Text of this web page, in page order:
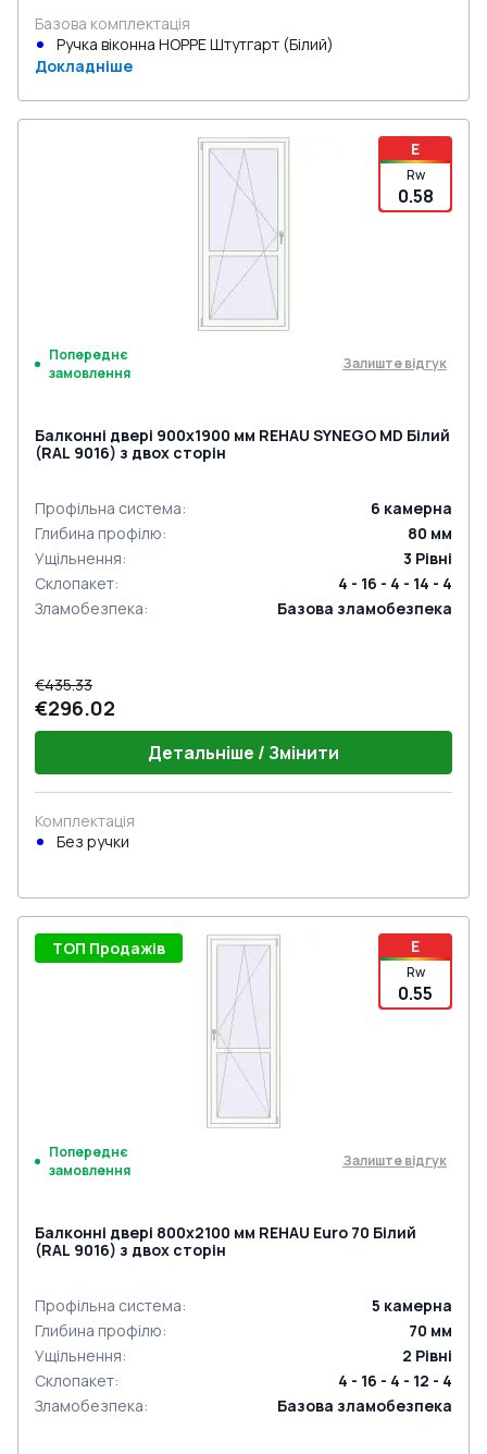
Базова комплектація
Ручка віконна HOPPE Штутгарт (Білий)
Докладніше
E
Rw
0.58
Попереднє
замовлення
Залиште відгук
Балконні двері 900x1900 мм REHAU SYNEGO MD Білий
(RAL 9016) з двох сторін
Профільна система: 6 камерна
Глибина профілю: 80 мм
Ущільнення: 3 Рівні
Склопакет:
4 - 16 - 4 - 14 - 4
Зламобезпека: Базова зламобезпека
€435.33
€296.02
Детальніше / Змінити
Комплектація
Без ручки
E
Rw
0.55
ТОП Продажів
Попереднє
замовлення
Залиште відгук
Балконні двері 800x2100 мм REHAU Euro 70 Білий
(RAL 9016) з двох сторін
Профільна система: 5 камерна
Глибина профілю: 70 мм
Ущільнення: 2 Рівні
Склопакет:
4 - 16 - 4 - 12 - 4
Зламобезпека: Базова зламобезпека